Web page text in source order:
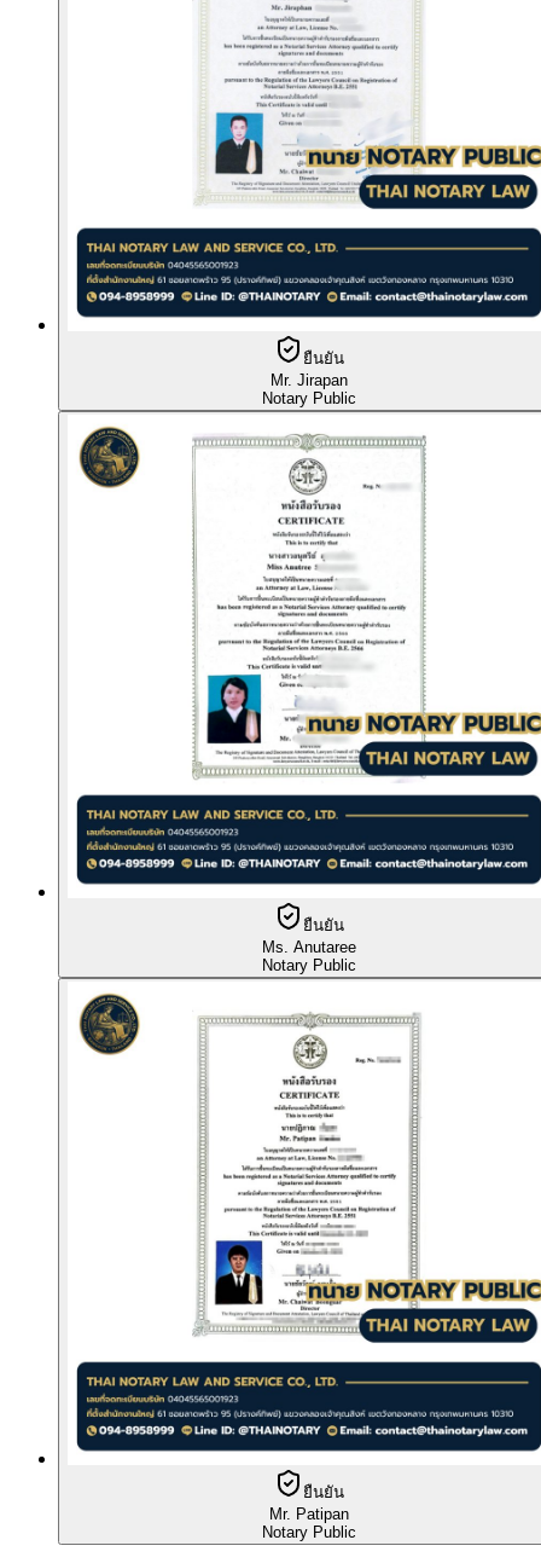
ยืนยัน
Mr. Jirapan
Notary Public
ยืนยัน
Ms. Anutaree
Notary Public
ยืนยัน
Mr. Patipan
Notary Public